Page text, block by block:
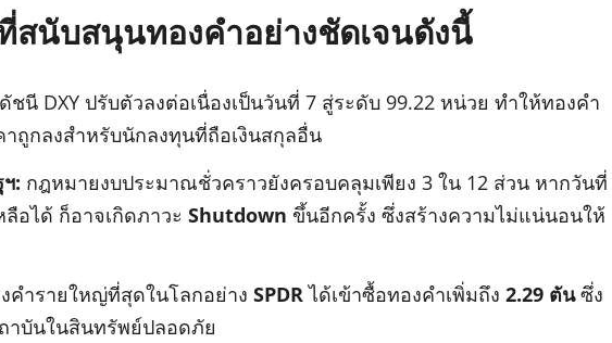
นับสนุนทองคำอย่างชัดเจนดังนี้
ดัชนี DXY ปรับตัวลงต่อเนื่องเป็นวันที่ 7 สู่ระดับ 99.22 หน่วย ทำให้ทองคำ
ถูกลงสำหรับนักลงทุนที่ถือเงินสกุลอื่น
: กฎหมายงบประมาณชั่วคราวยังครอบคลุมเพียง 3 ใน 12 ส่วน หากวันที่
อได้ ก็อาจเกิดภาวะ Shutdown ขึ้นอีกครั้ง ซึ่งสร้างความไม่แน่นอนให้
คำรายใหญ่ที่สุดในโลกอย่าง SPDRได้เข้าซื้อทองคำเพิ่มถึง 2.29 ตันซึ่ง
าบันในสินทรัพย์ปลอดภัย